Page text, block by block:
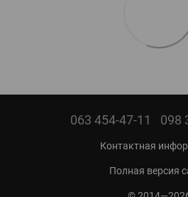
063 454-47-11 098
Контактная
Полная версия